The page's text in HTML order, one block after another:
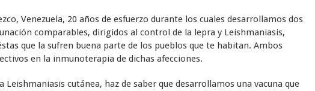
Venezuela, 20 años de esfuerzo durante los cuales desarrollamos dos
comparables, dirigidos al control de la lepra y Leishmaniasis,
que la sufren buena parte de los pueblos que te habitan. Ambos
en la inmunoterapia de dichas afecciones.
Leishmaniasis cutánea, haz de saber que desarrollamos una vacuna que